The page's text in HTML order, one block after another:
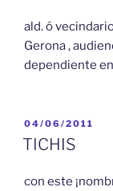
ald. ó
Gerona ,
dependiente
PUBLICADO
EL
04/06/2011
TICHIS
con este